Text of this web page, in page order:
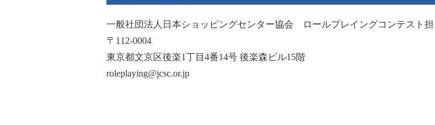
一般社団法人日本ショッピングセンター協会 ロールプレイングコンテスト担
〒112-0004
東京都文京区後楽1丁目4番14号 後楽森ビル15階
roleplaying@jcsc.or.jp